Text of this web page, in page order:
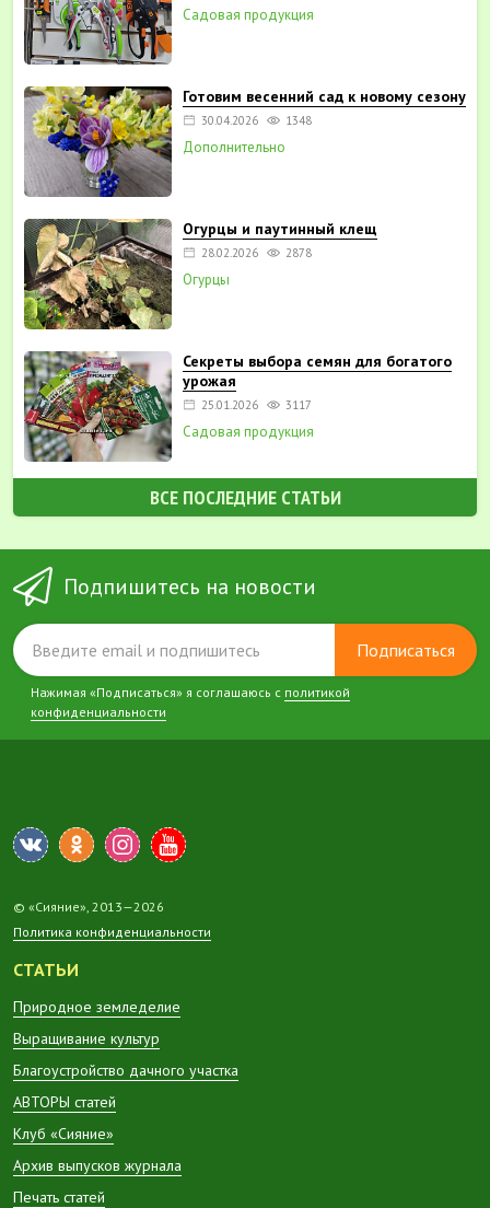
Садовая продукция
Готовим весенний сад к новому сезону
30.04.2026 1348
Дополнительно
Огурцы и паутинный клещ
28.02.2026 2878
Огурцы
Секреты выбора семян для богатого
урожая
25.01.2026 3117
Садовая продукция
ВСЕ ПОСЛЕДНИЕ СТАТЬИ
Подпишитесь на новости
Подписаться
Нажимая «Подписаться» я соглашаюсь с политикой
конфиденциальности
© «Сияние», 2013—2026
Политика конфиденциальности
СТАТЬИ
Природное земледелие
Выращивание культур
Благоустройство дачного участка
АВТОРЫ статей
Клуб «Сияние»
Архив выпусков журнала
Печать статей